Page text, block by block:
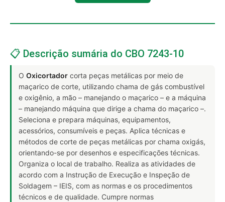
📋 Descrição sumária do CBO 7243-10
O Oxicortador corta peças metálicas por meio de
maçarico de corte, utilizando chama de gás combustível
e oxigênio, a mão – manejando o maçarico – e a máquina
– manejando máquina que dirige a chama do maçarico –.
Seleciona e prepara máquinas, equipamentos,
acessórios, consumíveis e peças. Aplica técnicas e
métodos de corte de peças metálicas por chama oxigás,
orientando-se por desenhos e especificações técnicas.
Organiza o local de trabalho. Realiza as atividades de
acordo com a Instrução de Execução e Inspeção de
Soldagem – IEIS, com as normas e os procedimentos
técnicos e de qualidade. Cumpre normas